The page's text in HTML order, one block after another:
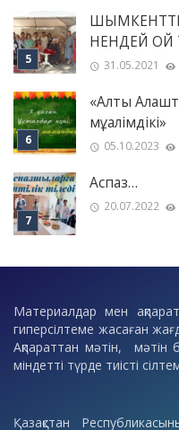
НЕНДЕЙ ОЙ
31.05.2021
«Алты
мұғалімдікі»
05.10.2023
Аспаз…
20.07.2022
Материалдар мен
гиперсілтеме жасаған
Ақпараттан мәтін, мәтін
міндетті түрде тиісті
Қазақстан